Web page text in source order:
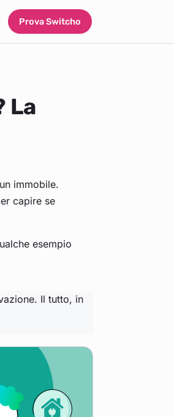
Prova Switcho
La
immobile.
capire se
esempio
Il tutto, in